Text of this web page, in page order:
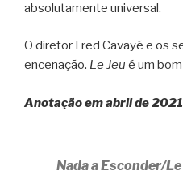
absolutamente universal.
O diretor Fred Cavayé e os
encenação. Le Jeu é um
Anotação em abril de 2021
Nada a Esconder/Le